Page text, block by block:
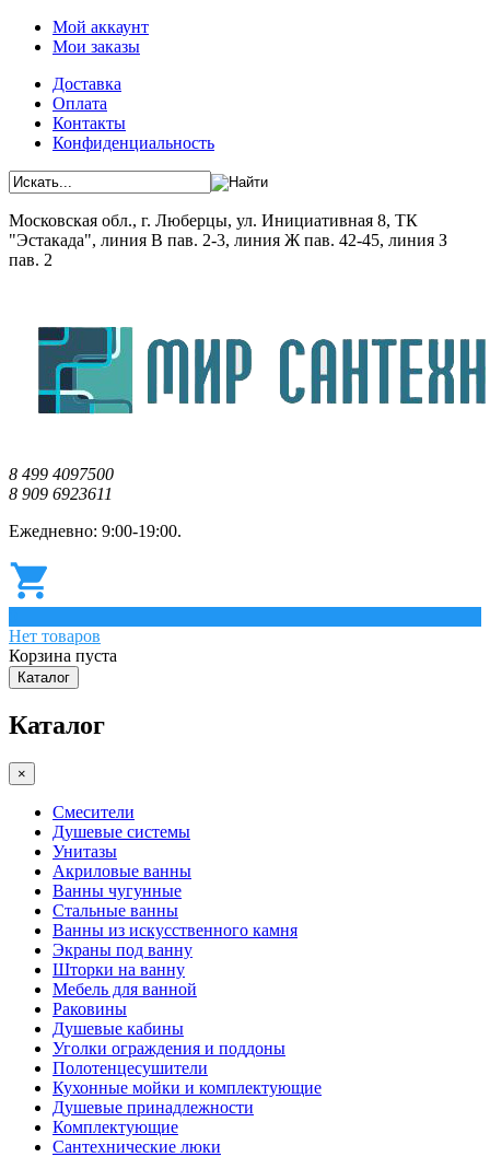
Мой аккаунт
Мои заказы
Доставка
Оплата
Контакты
Конфиденциальность
Московская обл., г. Люберцы, ул. Инициативная 8, ТК
"Эстакада", линия В пав. 2-3, линия Ж пав. 42-45, линия З
пав. 2
8 499 4097500
8 909 6923611
Ежедневно: 9:00-19:00.
Нет товаров
Корзина пуста
Каталог
Каталог
×
Смесители
Душевые системы
Унитазы
Акриловые ванны
Ванны чугунные
Стальные ванны
Ванны из искусственного камня
Экраны под ванну
Шторки на ванну
Мебель для ванной
Раковины
Душевые кабины
Уголки ограждения и поддоны
Полотенцесушители
Кухонные мойки и комплектующие
Душевые принадлежности
Комплектующие
Сантехнические люки